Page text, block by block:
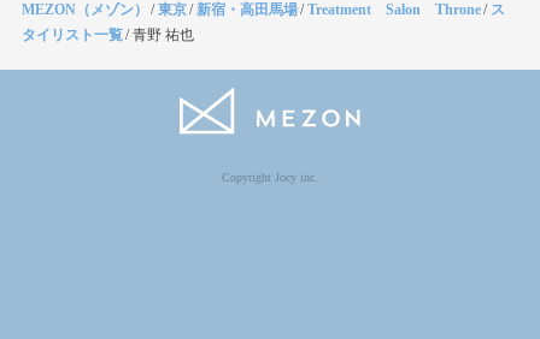
MEZON（メゾン） /東京/新宿・高田馬場/Treatment Salon Throne/ ス
タイリスト一覧/青野 祐也
Copyright Jocy inc.